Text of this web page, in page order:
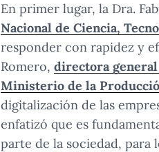
En primer lugar, la Dra.
Nacional de Ciencia,
responder con rapidez y
Romero, directora
Ministerio de la
digitalización de las
enfatizó que es
parte de la sociedad, para